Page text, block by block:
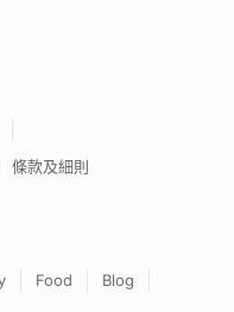
條款及細則
Food
Blog